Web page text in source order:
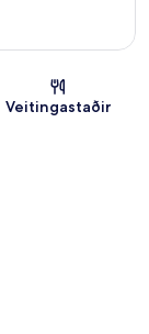
Veitingastaðir